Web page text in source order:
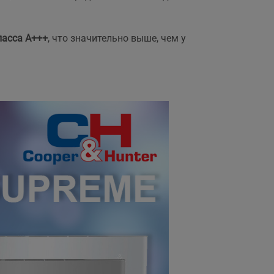
А+++, что значительно выше, чем у